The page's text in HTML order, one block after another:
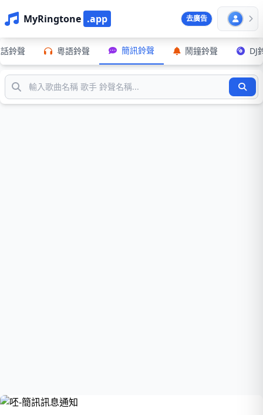
MyRingtone .app 去廣告
鈴聲 粵語鈴聲 簡訊鈴聲 鬧鐘鈴聲 DJ